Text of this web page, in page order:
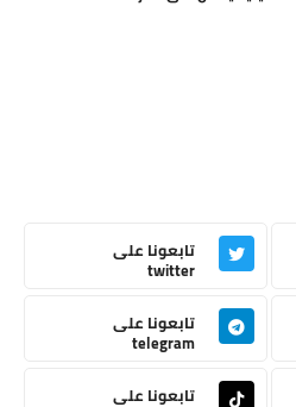
تابعونا على
twitter
تابعونا على
telegram
تابعونا على